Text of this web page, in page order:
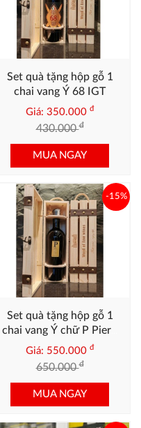
Set quà tặng hộp gỗ 1
chai vang Ý 68 IGT
Giá: 350.000 đ
430.000đ
MUA NGAY
Set quà tặng hộp gỗ 1
chai vang Ý chữ P Piero
Bonnici
Giá: 550.000 đ
650.000đ
-15%
MUA NGAY